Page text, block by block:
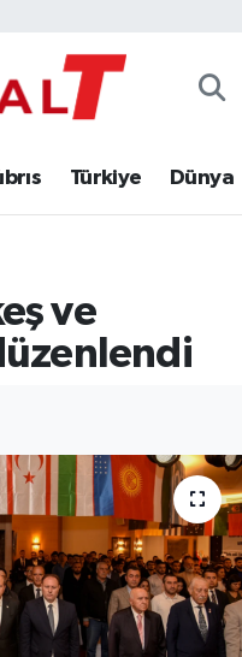
Türkiye Dünya
ve